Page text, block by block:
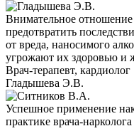
Внимательное
предотвратить
от вреда, наносимого
угрожают их здоровью и
Врач-терапевт, кардиолог
Гладышева Э.В.
Успешное применение
практике врача-